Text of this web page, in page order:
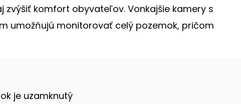
komfort obyvateľov. Vonkajšie kamery s
umožňujú monitorovať celý pozemok, pričom
je uzamknutý